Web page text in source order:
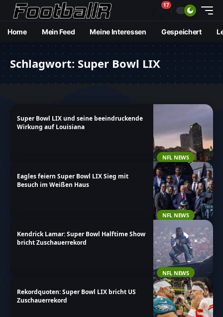
🔔17
Home Mein Feed Meine Interessen Gespeichert
Schlagwort: Super Bowl LIX
NFL NEWS
Super Bowl LIX und seine beeindruckende
Wirkung auf Louisiana
NFL NEWS
Eagles feiern Super Bowl LIX Sieg mit
Besuch im Weißen Haus
NFL NEWS
Kendrick Lamar: Super Bowl Halftime Show
bricht Zuschauerrekord
Rekordquoten: Super Bowl LIX bricht US
Zuschauerrekord